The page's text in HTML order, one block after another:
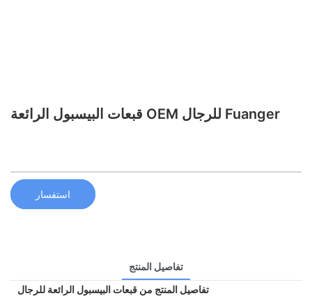
قبعات البيسبول الرائعة OEM للرجال Fuanger
استفسار
تفاصيل المنتج
تفاصيل المنتج من قبعات البيسبول الرائعة للرجال